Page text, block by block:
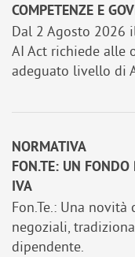
COMPETENZE E
Dal 2 Agosto 2026
AI Act richiede alle
adeguato livello di
NORMATIVA
FON.TE: UN FONDO
IVA
Fon.Te.: Una
negoziali,
dipendente.